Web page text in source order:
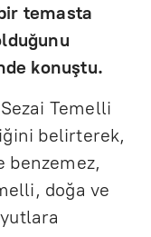
temasta
konuştu.
Temelli
belirterek,
benzemez,
doğa ve